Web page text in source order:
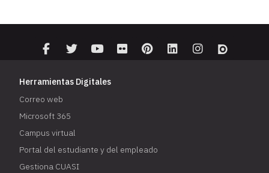
Herramientas Digitales
Correo web
Microsoft 365
Campus virtual
Portal del estudiante y del empleado
Gestiona CUASI